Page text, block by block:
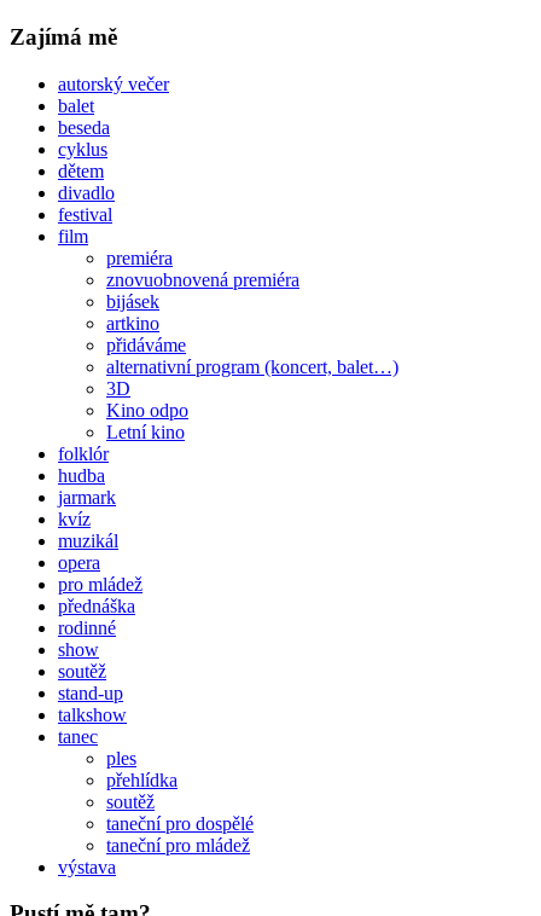
Zajímá mě
autorský večer
balet
beseda
cyklus
dětem
divadlo
festival
film
premiéra
znovuobnovená premiéra
bijásek
artkino
přidáváme
alternativní program (koncert, balet…)
3D
Kino odpo
Letní kino
folklór
hudba
jarmark
kvíz
muzikál
opera
pro mládež
přednáška
rodinné
show
soutěž
stand-up
talkshow
tanec
ples
přehlídka
soutěž
taneční pro dospělé
taneční pro mládež
výstava